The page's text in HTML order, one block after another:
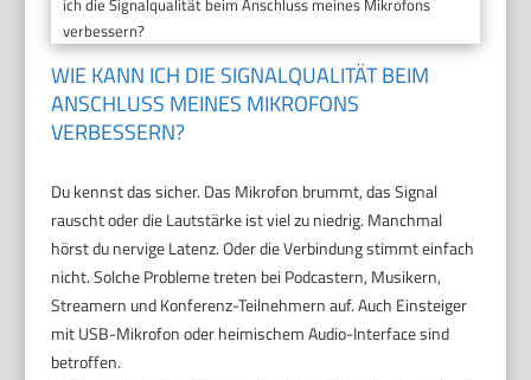
verbessern?
WIE KANN ICH DIE SIGNALQUALITÄT BEIM
ANSCHLUSS MEINES MIKROFONS
VERBESSERN?
Du kennst das sicher. Das Mikrofon brummt, das Signal
rauscht oder die Lautstärke ist viel zu niedrig. Manchmal
hörst du nervige Latenz. Oder die Verbindung stimmt einfach
nicht. Solche Probleme treten bei Podcastern, Musikern,
Streamern und Konferenz-Teilnehmern auf. Auch Einsteiger
mit USB-Mikrofon oder heimischem Audio-Interface sind
betroffen.